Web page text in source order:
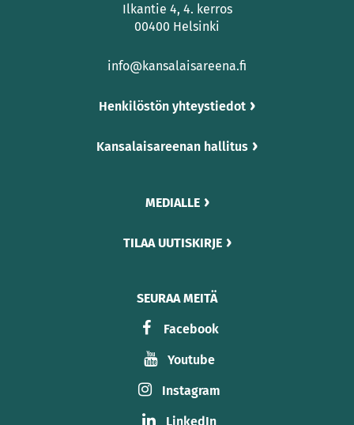
Ilkantie 4, 4. kerros
00400 Helsinki
info@kansalaisareena.fi
Henkilöstön yhteystiedot
Kansalaisareenan hallitus
MEDIALLE
TILAA UUTISKIRJE
SEURAA MEITÄ
Facebook
Youtube
Instagram
LinkedIn